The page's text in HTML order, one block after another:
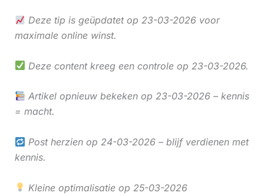
Deze tip is geüpdatet op 23-03-2026 voor
maximale online winst.
Deze content kreeg een controle op 23-03-2026.
Artikel opnieuw bekeken op 23-03-2026 – kennis
= macht.
Post herzien op 24-03-2026 – blijf verdienen met
kennis.
Kleine optimalisatie op 25-03-2026